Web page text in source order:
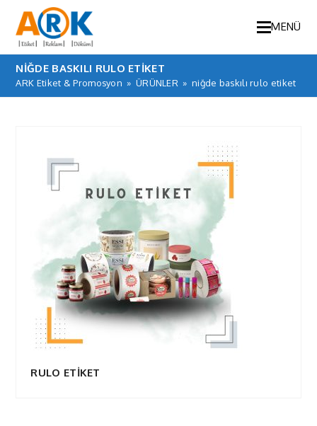
MENÜ
NIĞDE BASKILI RULO ETIKET
ARK Etiket & Promosyon » ÜRÜNLER » niğde baskılı rulo etiket
RULO ETİKET